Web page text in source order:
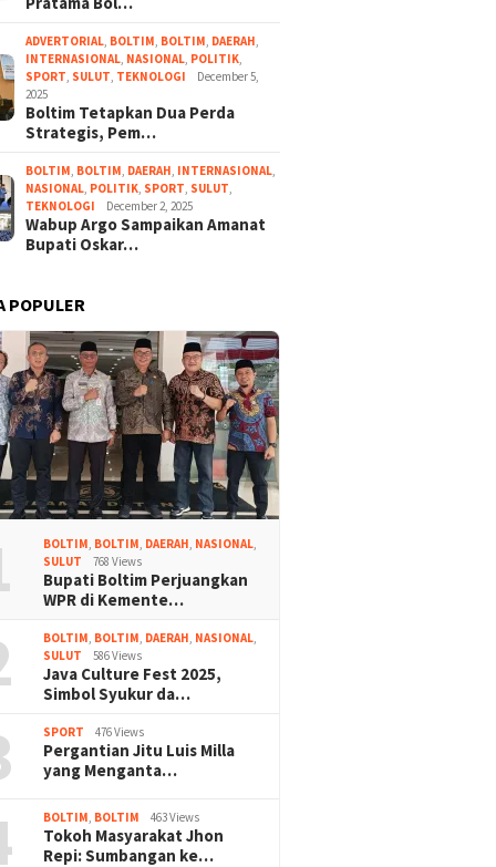
ADVERTORIAL, BOLTIM, BOLTIM, DAERAH,
INTERNASIONAL, NASIONAL, POLITIK,
SPORT, SULUT, TEKNOLOGI
December 5,
2025
Boltim Tetapkan Dua Perda
Strategis, Pem…
BOLTIM, BOLTIM, DAERAH, INTERNASIONAL,
NASIONAL, POLITIK, SPORT, SULUT,
TEKNOLOGI
December 2, 2025
Wabup Argo Sampaikan Amanat
Bupati Oskar…
POPULER
BOLTIM BOLTIM DAERAH NASIONAL
SULUT
768 Views
Bupati Boltim Perjuangkan
WPR di Kemente…
BOLTIM BOLTIM DAERAH NASIONAL
SULUT
586 Views
Java Culture Fest 2025,
Simbol Syukur da…
SPORT 476 Views
Pergantian Jitu Luis Milla
yang Menganta…
BOLTIM BOLTIM 463 Views
Tokoh Masyarakat Jhon
Repi: Sumbangan ke…